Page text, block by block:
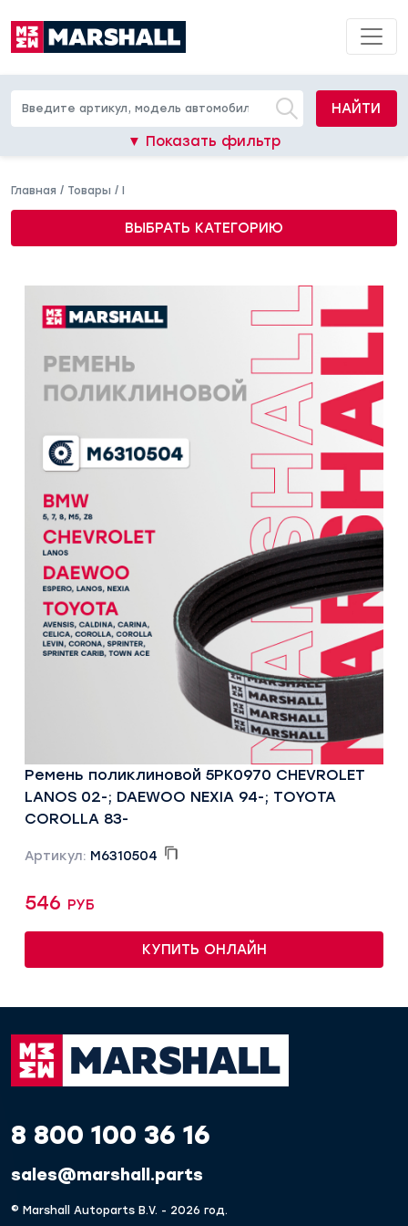
НАЙТИ
▼ Показать фильтр
Главная / Товары /
ВЫБРАТЬ КАТЕГОРИЮ
Ремень поликлиновой 5PK0970 CHEVROLET
LANOS 02-; DAEWOO NEXIA 94-; TOYOTA
COROLLA 83-
Артикул: M6310504
546 руб
КУПИТЬ ОНЛАЙН
8 800 100 36 16
sales@marshall.parts
© Marshall Autoparts B.V. - 2026 год.